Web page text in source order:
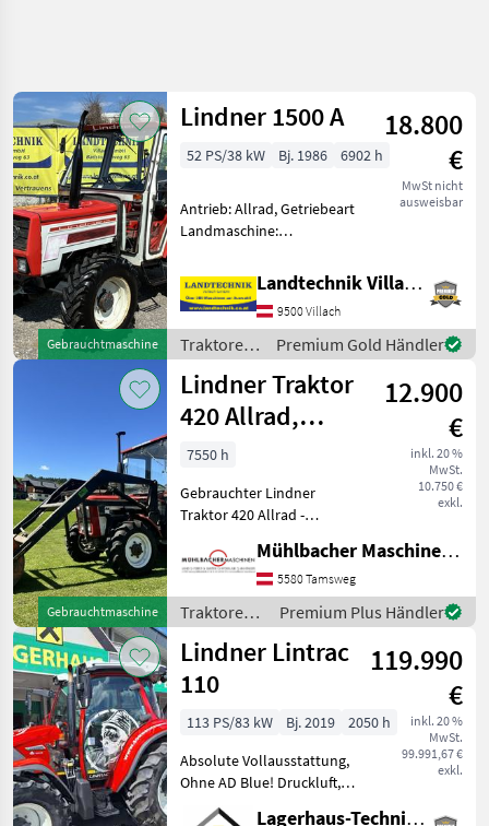
Gebrauchtmaschine
Lindner 1500 A
18.800
€
MwSt nicht
ausweisbar
52 PS/38 kW Bj. 1986 6902 h
Antrieb: Allrad, Getriebeart
Landmaschine:
Kabine,
Zapfwellendrehzahl:
540/1000,
Höchstgeschwindigkeit in
km/h: 30 km/h, Oberlenker
hinten: mec
Landtechnik Villach GmbH
9500 Villach
Traktoren
/ Lindner
Premium Gold Händler
Gebrauchtmaschine
Lindner Traktor
420 Allrad,
gebraucht
12.900
€
inkl. 20 %
MwSt.
10.750 €
exkl.
7550 h
Gebrauchter Lindner
Traktor 420 Allrad -
Getriebe - nicht
pickerlpflichtig - mit
Frontlader und Schaufel -
ca. 7.550 Betriebsstunden -
Mühlbacher Maschinen GmbH
5580 Tamsweg
Traktoren /
Lindner
Premium Plus Händler
Lindner Lintrac
110
119.990
€
inkl. 20 %
MwSt.
99.991,67 €
exkl.
113 PS/83 kW Bj. 2019
2050 h
Absolute Vollausstattung,
Ohne AD Blue! Druckluft,
Fronthyfraulik mit
Lagerhaus-Technik Bruck